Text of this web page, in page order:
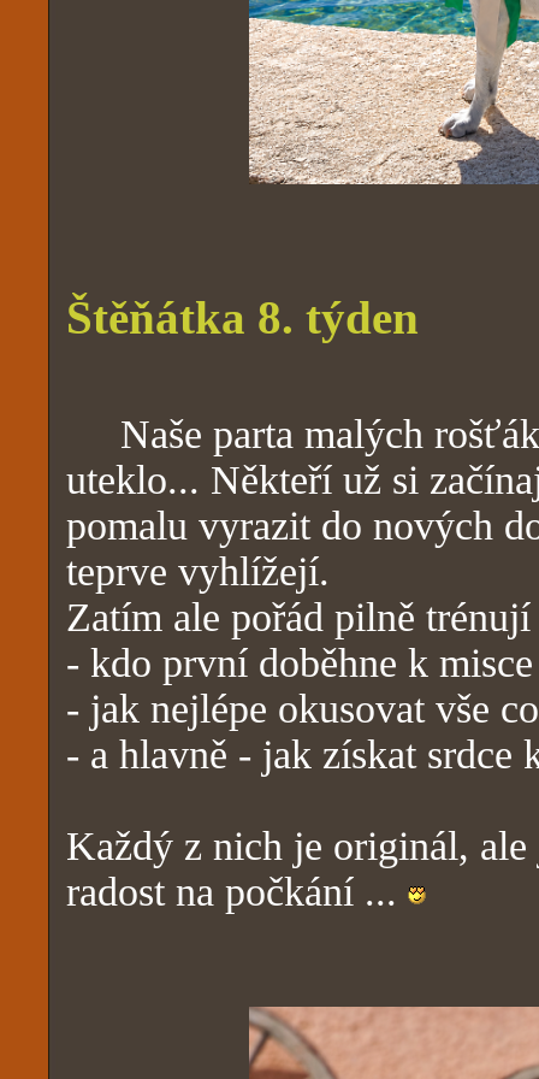
Štěňátka 8. týden
Naše parta malých
uteklo... Někteří už si
pomalu vyrazit do nových
teprve vyhlížejí.
Zatím ale pořád pilně
- kdo první doběhne k misce
- jak nejlépe okusovat vše
- a hlavně - jak získat srdce
Každý z nich je originál,
radost na počkání ...